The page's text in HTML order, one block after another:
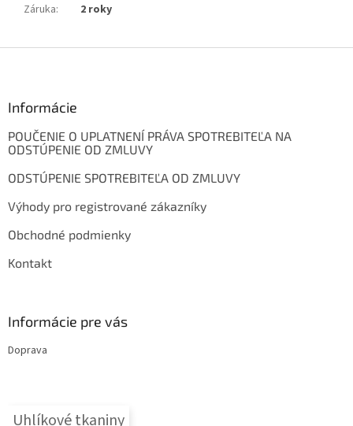
Záruka: 2 roky
Informácie
POUČENIE O UPLATNENÍ PRÁVA SPOTREBITEĽA NA
ODSTÚPENIE OD ZMLUVY
ODSTÚPENIE SPOTREBITEĽA OD ZMLUVY
Výhody pro registrované zákazníky
Obchodné podmienky
Kontakt
Informácie pre vás
Doprava
Uhlíkové tkaniny